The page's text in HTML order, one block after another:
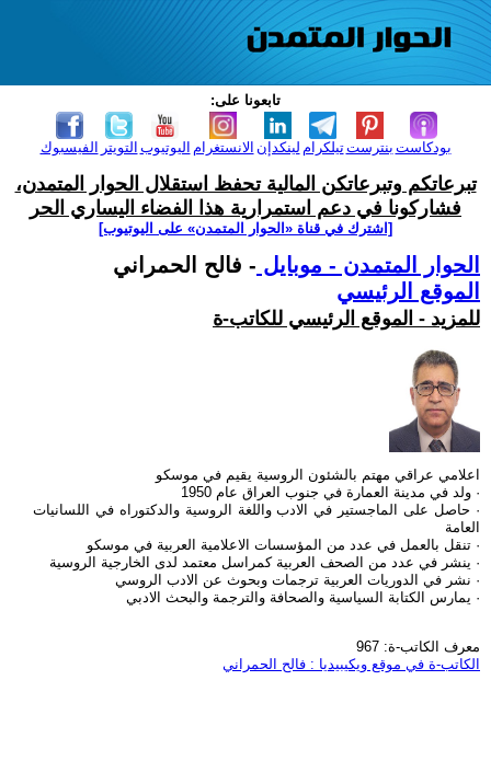
تابعونا على:
الفيسبوك التويتر اليوتيوب الانستغرام لينكدإن تيلكرامبنترست بودكاست
تبرعاتكم وتبرعاتكن المالية تحفظ استقلال الحوار المتمدن،
فشاركونا في دعم استمرارية هذا الفضاء اليساري الحر
[اشترك في قناة ‫«الحوار المتمدن» على اليوتيوب]
الحوار المتمدن - موبايل - فالح الحمراني
الموقع الرئيسي
للمزيد - الموقع الرئيسي للكاتب-ة
اعلامي عراقي مهتم بالشئون الروسية يقيم في موسكو
· ولد في مدينة العمارة في جنوب العراق عام 1950
· حاصل على الماجستير في الادب واللغة الروسية والدكتوراه في اللسانيات
العامة
· تنقل بالعمل في عدد من المؤسسات الاعلامية العربية في موسكو
· ينشر في عدد من الصحف العربية كمراسل معتمد لدى الخارجية الروسية
· نشر في الدوريات العربية ترجمات وبحوث عن الادب الروسي
· يمارس الكتابة السياسية والصحافة والترجمة والبحث الادبي
معرف الكاتب-ة: 967
الكاتب-ة في موقع ويكيبيديا : فالح الحمراني